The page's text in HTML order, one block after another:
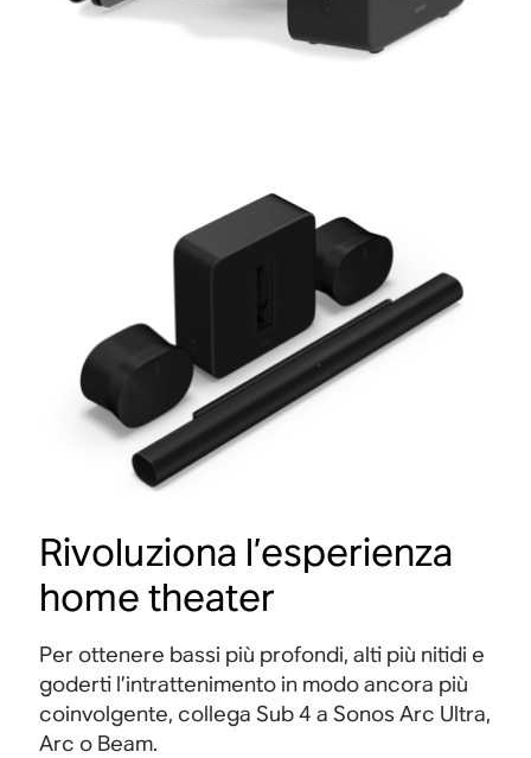
Rivoluziona l’esperienza
home theater
Per ottenere bassi più profondi, alti più nitidi e
goderti l’intrattenimento in modo ancora più
coinvolgente, collega Sub 4 a Sonos Arc Ultra,
Arc o Beam.